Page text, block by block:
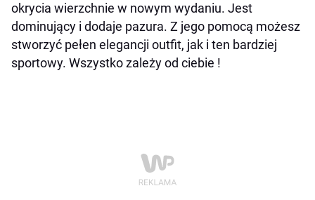
okrycia wierzchnie w nowym wydaniu. Jest
dominujący i dodaje pazura. Z jego pomocą możesz
stworzyć pełen elegancji outfit, jak i ten bardziej
sportowy. Wszystko zależy od ciebie !